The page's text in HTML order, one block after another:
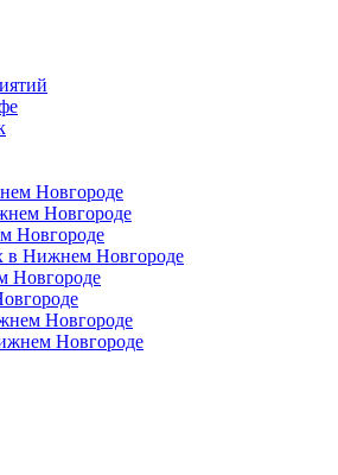
Новгороде
Новгороде
Новгороде
в Нижнем Новгороде
Новгороде
Новгороде
Новгороде